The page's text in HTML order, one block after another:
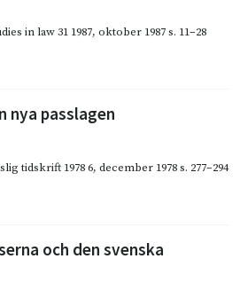
in law 31 1987, oktober 1987s. 11–28
nya passlagen
tidskrift 1978 6, december 1978s. 277–294
och den svenska